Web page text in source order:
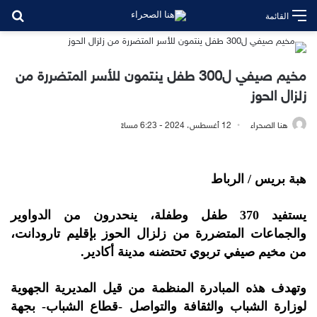
القائمة
مخيم صيفي ل300 طفل ينتمون للأسر المتضررة من
زلزال الحوز
هنا الصحراء 12 أغسطس، 2024 - 6:23 مساءً
هبة بريس / الرباط
يستفيد 370 طفل وطفلة، ينحدرون من الدواوير
والجماعات المتضررة من زلزال الحوز بإقليم تارودانت،
من مخيم صيفي تربوي تحتضنه مدينة أكادير.
وتهدف هذه المبادرة المنظمة من قيل المديرية الجهوية
لوزارة الشباب والثقافة والتواصل -قطاع الشباب- بجهة